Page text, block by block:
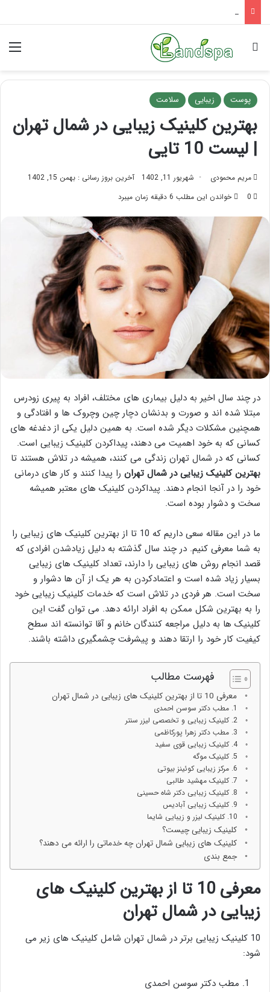
تاثیر ماساژ بر افسردگی؛ با ماساژ درمانی افسردگی را درمان کنید!
جستجو برای
پوست زیبایی سلامت
بهترین کلینیک زیبایی در شمال تهران
| لیست 10 تایی
مریم محمودی شهریور 11, 1402
آخرین بروز رسانی : بهمن 15, 1402
0
خواندن این مطلب 6 دقیقه زمان میبرد
در چند سال اخیر به دلیل بیماری های مختلف، افراد به پیری زودرس
مبتلا شده اند و صورت و بدنشان دچار چین وچروک ها و افتادگی و
همچنین مشکلات دیگر شده است. به همین دلیل یکی از دغدغه های
کسانی که به خود اهمیت می دهند، پیداکردن کلینیک زیبایی است.
کسانی که در شمال تهران زندگی می کنند، همیشه در تلاش هستند تا
بهترین کلینیک زیبایی در شمال تهران را پیدا کنند و کار های درمانی
خود را در آنجا انجام دهند. پیداکردن کلینیک های معتبر همیشه
سخت و دشوار بوده است.
ما در این مقاله سعی داریم که 10 تا از بهترین کلینیک های زیبایی را
به شما معرفی کنیم. در چند سال گذشته به دلیل زیادشدن افرادی که
قصد انجام روش های زیبایی را دارند، تعداد کلینیک های زیبایی
بسیار زیاد شده است و اعتمادکردن به هر یک از آن ها دشوار و
سخت است. هر فردی در تلاش است که خدمات کلینیک زیبایی خود
را به بهترین شکل ممکن به افراد ارائه دهد. می توان گفت این
کلینیک ها به دلیل مراجعه کنندگان خانم و آقا توانسته اند سطح
کیفیت کار خود را ارتقا دهند و پیشرفت چشمگیری داشته باشند.
فهرست مطالب
معرفی 10 تا از بهترین کلینیک های زیبایی در شمال تهران
1. مطب دکتر سوسن احمدی
2. کلینیک زیبایی و تخصصی لیزر سنتر
3. مطب دکتر زهرا پورکاظمی
4. کلینیک زیبایی قوی سفید
5. کلینیک موگه
6. مرکز زیبایی کوئینز بیوتی
7. کلینیک مهشید طالبی
8. کلینیک زیبایی دکتر شاه حسینی
9. کلینیک زیبایی آبادیس
10. کلینیک لیزر و زیبایی شایما
کلینیک زیبایی چیست؟
کلینیک های زیبایی شمال تهران چه خدماتی را ارائه می دهند؟
جمع بندی
معرفی 10 تا از بهترین کلینیک های
زیبایی در شمال تهران
10 کلینیک زیبایی برتر در شمال تهران شامل کلینیک های زیر می
شود:
مطب دکتر سوسن احمدی